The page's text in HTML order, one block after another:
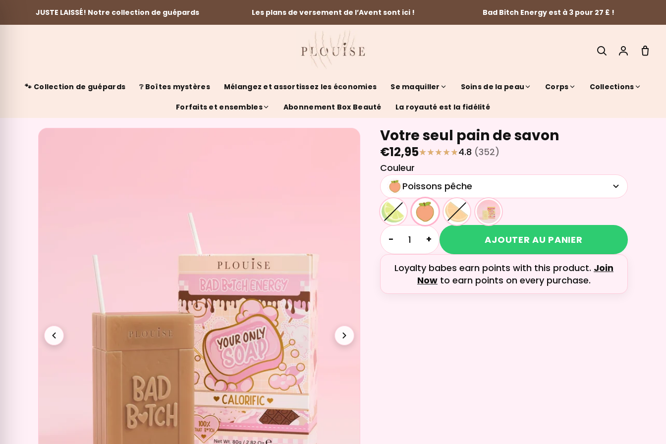
JUSTE LAISSÉ! Notre collection de guépards Les plans de versement de l’Avent sont ici ! Bad Bitch Energy est à 3 pour 27 £ !
🐾 Collection de guépards ❔ Boîtes mystères Mélangez et assortissez les économies Se maquiller Soins de la peau Corps Collections
Forfaits et ensembles Abonnement Box Beauté La royauté est la fidélité
Votre seul pain de savon
€12,95 4.8 (352)
Couleur
Poissons pêche
− + AJOUTER AU PANIER
Loyalty babes earn points with this product. Join
Now to earn points on every purchase.